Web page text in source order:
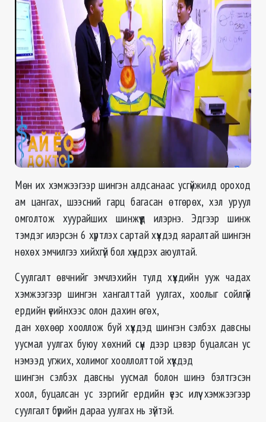
Мөн их хэмжээгээр шингэн алдсанаас усгүйжилд ороход
ам цангах, шээсний гарц багасан өтгөрөх, хэл уруул
омголтож хуурайших шинжүүд илэрнэ. Эдгээр шинж
тэмдэг илэрсэн 6 хүртлэх сартай хүүхдэд яаралтай шингэн
нөхөх эмчилгээ хийхгүй бол хүндрэх аюултай.
Суулгалт өвчнийг эмчлэхийн тулд хүүхдийн ууж чадах
хэмжээгээр шингэн хангалттай уулгах, хоолыг сойлгүй
ердийн үеийнхээс олон дахин өгөх,
дан хөхөөр хооллож буй хүүхдэд шингэн сэлбэх давсны
уусмал уулгах буюу хөхний сүүн дээр цэвэр буцалсан ус
нэмээд угжих, холимог хооллолттой хүүхдэд
шингэн сэлбэх давсны уусмал болон шинэ бэлтгэсэн
хоол, буцалсан ус зэргийг ердийн үеэс илүү хэмжээгээр
суулгалт бүрийн дараа уулгах нь зүйтэй.